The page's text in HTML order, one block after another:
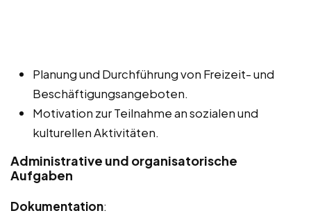
Planung und Durchführung von Freizeit- und
Beschäftigungsangeboten.
Motivation zur Teilnahme an sozialen und
kulturellen Aktivitäten.
Administrative und organisatorische
Aufgaben
Dokumentation: